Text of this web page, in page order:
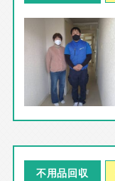
不用品回収